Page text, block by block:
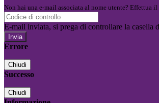
Non hai una e-mail associata al nome utente? Effettua
E-mail inviata, si prega di controllare la casella
Errore
Chiudi
Successo
Chiudi